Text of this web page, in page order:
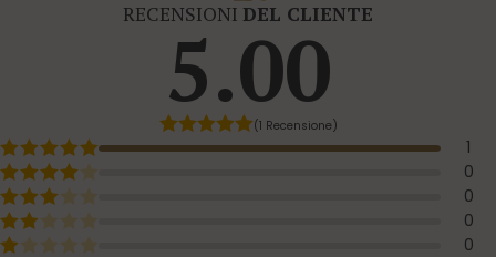
RECENSIONI DEL CLIENTE
5.00
(1 Recensione)
1
0
0
0
0